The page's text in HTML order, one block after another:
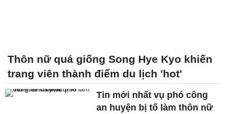
Thôn nữ quá giống Song Hye Kyo khiến
trang viên thành điểm du lịch 'hot'
Tin mới nhất vụ phó công
an huyện bị tố làm thôn nữ